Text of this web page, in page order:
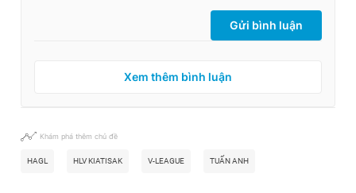
Gửi bình luận
Xem thêm bình luận
Khám phá thêm chủ đề
HAGL HLV KIATISAK V-LEAGUE TUẤN ANH